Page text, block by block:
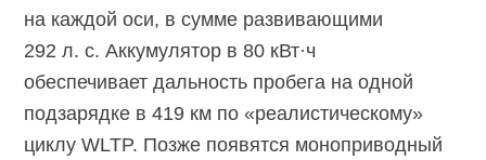
на каждой оси, в сумме развивающими
292 л. с. Аккумулятор в 80 кВт·ч
обеспечивает дальность пробега на одной
подзарядке в 419 км по «реалистическому»
циклу WLTP. Позже появятся моноприводный